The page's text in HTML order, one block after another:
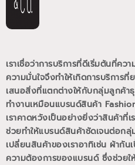
เราเชื่อว่าการบริการที่ดีเริ่มต้นที่คว
ความมั่นใจจึงทำให้เกิดการบริการที่
เสนอสิ่งที่แตกต่างให้กับกลุ่มลูกค้า
ทำงานเหมือนแบรนด์สินค้า
เราคาดหวังเป็นอย่างยิ่งว่าสินค้าที่
ช่วยทำให้แบรนด์สินค้าชัดเจนต่อก
เปลี่ยนสินค้าของเราอาทิเช่น ผ้ากั
ความต้องการของแบรนด์ ซึ่งช่วย